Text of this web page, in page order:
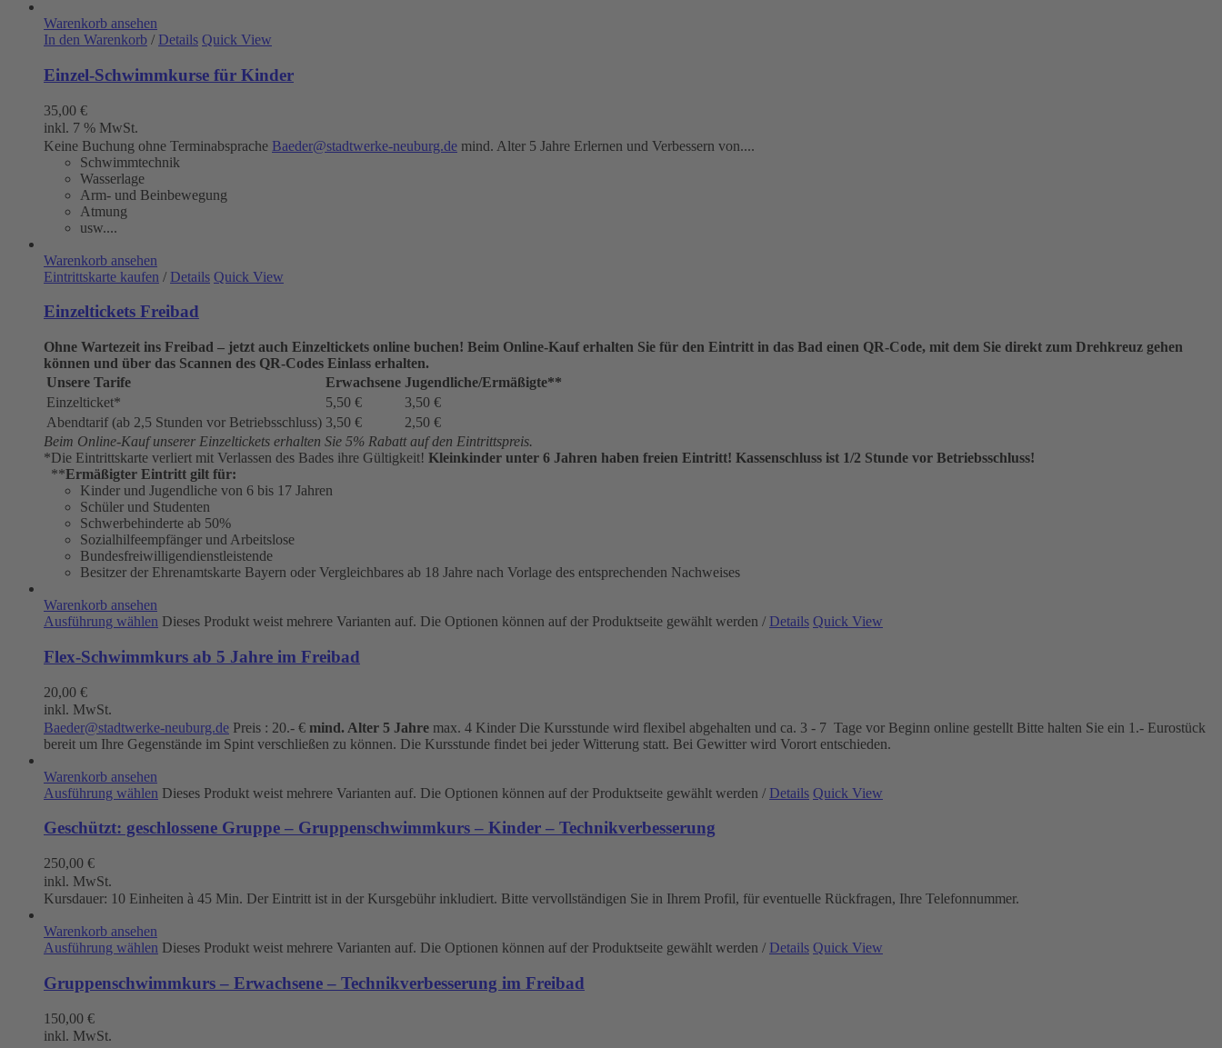
Warenkorb ansehen
In den Warenkorb / Details Quick View
Einzel-Schwimmkurse für Kinder
35,00 €
inkl. 7 % MwSt.
Keine Buchung ohne Terminabsprache Baeder@stadtwerke-neuburg.de mind. Alter 5 Jahre Erlernen und Verbessern von....
Schwimmtechnik
Wasserlage
Arm- und Beinbewegung
Atmung
usw....
Warenkorb ansehen
Eintrittskarte kaufen / Details Quick View
Einzeltickets Freibad
Ohne Wartezeit ins Freibad – jetzt auch Einzeltickets online buchen! Beim Online-Kauf erhalten Sie für den Eintritt in das Bad einen QR-Code, mit dem Sie direkt zum Drehkreuz gehen
können und über das Scannen des QR-Codes Einlass erhalten.
Unsere Tarife
Erwachsene Jugendliche/Ermäßigte**
Einzelticket*
5,50 €
3,50 €
Abendtarif (ab 2,5 Stunden vor Betriebsschluss) 3,50 €
2,50 €
Beim Online-Kauf unserer Einzeltickets erhalten Sie 5% Rabatt auf den Eintrittspreis.
*Die Eintrittskarte verliert mit Verlassen des Bades ihre Gültigkeit! Kleinkinder unter 6 Jahren haben freien Eintritt! Kassenschluss ist 1/2 Stunde vor Betriebsschluss!
**Ermäßigter Eintritt gilt für:
Kinder und Jugendliche von 6 bis 17 Jahren
Schüler und Studenten
Schwerbehinderte ab 50%
Sozialhilfeempfänger und Arbeitslose
Bundesfreiwilligendienstleistende
Besitzer der Ehrenamtskarte Bayern oder Vergleichbares ab 18 Jahre nach Vorlage des entsprechenden Nachweises
Warenkorb ansehen
Ausführung wählen Dieses Produkt weist mehrere Varianten auf. Die Optionen können auf der Produktseite gewählt werden / Details Quick View
Flex-Schwimmkurs ab 5 Jahre im Freibad
20,00 €
inkl. MwSt.
Baeder@stadtwerke-neuburg.de Preis : 20.- € mind. Alter 5 Jahre max. 4 Kinder Die Kursstunde wird flexibel abgehalten und ca. 3 - 7 Tage vor Beginn online gestellt Bitte halten Sie ein 1.- Eurostück
bereit um Ihre Gegenstände im Spint verschließen zu können. Die Kursstunde findet bei jeder Witterung statt. Bei Gewitter wird Vorort entschieden.
Warenkorb ansehen
Ausführung wählen Dieses Produkt weist mehrere Varianten auf. Die Optionen können auf der Produktseite gewählt werden / Details Quick View
Geschützt: geschlossene Gruppe – Gruppenschwimmkurs – Kinder – Technikverbesserung
250,00 €
inkl. MwSt.
Kursdauer: 10 Einheiten à 45 Min. Der Eintritt ist in der Kursgebühr inkludiert. Bitte vervollständigen Sie in Ihrem Profil, für eventuelle Rückfragen, Ihre Telefonnummer.
Warenkorb ansehen
Ausführung wählen Dieses Produkt weist mehrere Varianten auf. Die Optionen können auf der Produktseite gewählt werden / Details Quick View
Gruppenschwimmkurs – Erwachsene – Technikverbesserung im Freibad
150,00 €
inkl. MwSt.